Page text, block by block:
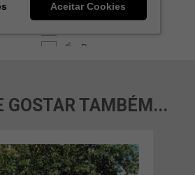
GOSTAR TAMBÉM...